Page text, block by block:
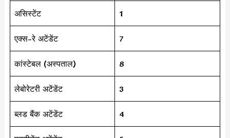
असिस्टेंट 1
एक्स-रे अटेंडेंट 7
कांस्टेबल (अस्पताल) 8
लेबोरेटरी अटेंडेंट 3
ब्लड बैंक अटेंडेंट 4